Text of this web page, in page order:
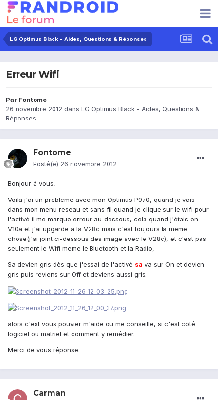
LG Optimus Black - Aides, Questions & Réponses
Erreur Wifi
Par Fontome
26 novembre 2012 dans LG Optimus Black - Aides, Questions &
Réponses
Fontome
Posté(e) 26 novembre 2012
Bonjour à vous,
Voila j'ai un probleme avec mon Optimus P970, quand je vais
dans mon menu reseau et sans fil quand je clique sur le wifi pour
l'activé il me marque erreur au-dessous, cela quand j'étais en
V10a et j'ai upgarde a la V28c mais c'est toujours la meme
chose(j'ai joint ci-dessous des image avec le V28c), et c'est pas
seulement le Wifi meme le Bluetooth et la Radio,
Sa devien gris dès que j'essai de l'activé sa va sur On et devien
gris puis reviens sur Off et deviens aussi gris.
alors c'est vous pouvier m'aide ou me conseille, si c'est coté
logiciel ou matriel et comment y remédier.
Merci de vous réponse.
Carman